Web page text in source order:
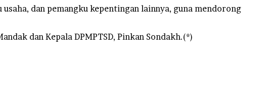
dan pemangku kepentingan lainnya, guna mendorong
dan Kepala DPMPTSD, Pinkan Sondakh.(*)